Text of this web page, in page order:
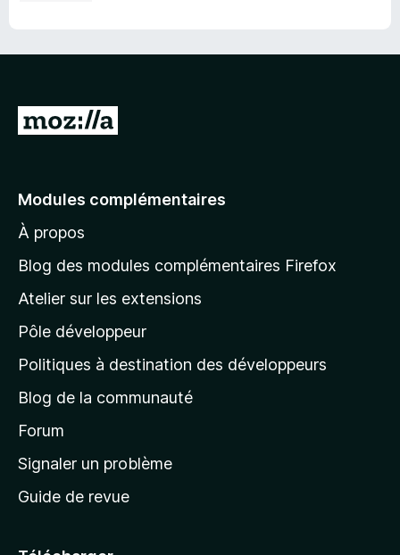
A
e
à
l
p
a
g
d
a
c
e
Modules complémentaires
À propos
Blog des modules complémentaires Firefox
Atelier sur les extensions
Pôle développeur
Politiques à destination des développeurs
Blog de la communauté
Forum
Signaler un problème
Guide de revue